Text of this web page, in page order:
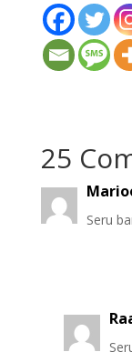
25
Seru